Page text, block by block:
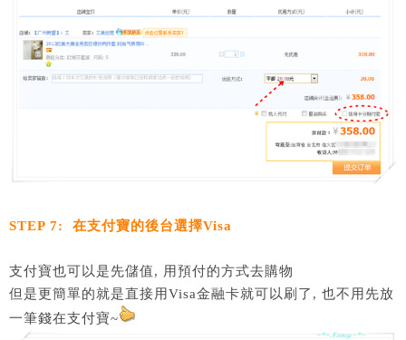
STEP 7: 在支付寶的後台選擇Visa
支付寶也可以是先儲值, 用預付的方式去購物
但是更簡單的就是直接用Visa金融卡就可以刷了, 也不用先放
一筆錢在支付寶~